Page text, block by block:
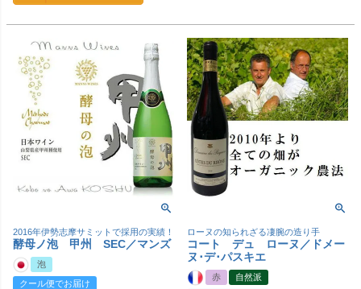
2016年伊勢志摩サミットで採用の実績！
酵母ノ泡 甲州 SEC／マンズ
泡
クール便でお届け
ローヌの知られざる凄腕の造り手
コート デュ ローヌ／ドメー
ヌ･デ･パスキエ
赤
自然派